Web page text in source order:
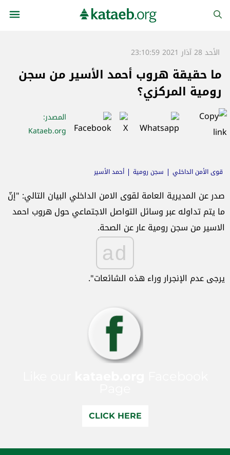
الأحد 28 آذار 2021 23:10:59
ما حقيقة هروب أحمد الأسير من سجن
رومية المركزي؟
المصدر:
Kataeb.org
قوى الأمن الداخلي سجن رومية أحمد الأسير
صدر عن المديرية العامة لقوى الامن الداخلي البيان التالي: "إنّ
ما يتم تداوله عبر وسائل التواصل الاجتماعي حول هروب احمد
الاسير من سجن رومية عار عن الصحة.
ad
يرجى عدم الإنجرار وراء هذه الشائعات".
CLICK HERE